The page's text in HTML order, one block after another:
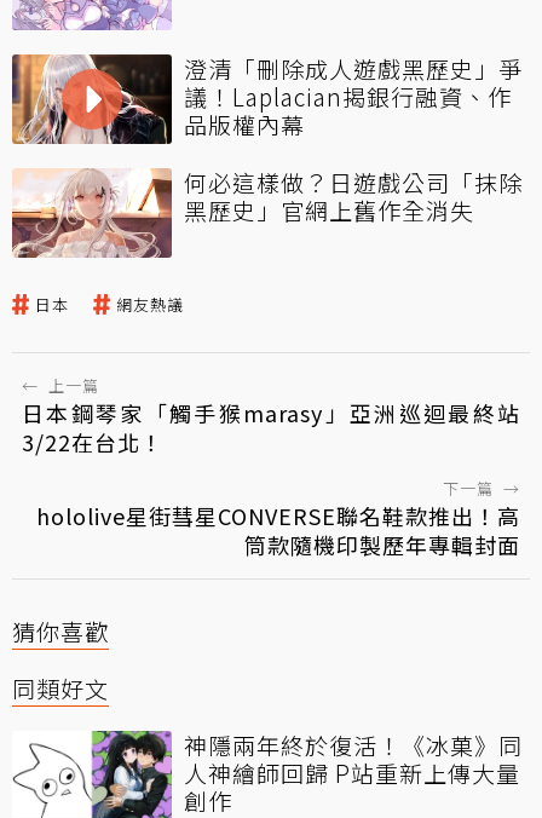
澄清「刪除成人遊戲黑歷史」爭
議！Laplacian揭銀行融資、作
品版權內幕
何必這樣做？日遊戲公司「抹除
黑歷史」官網上舊作全消失
日本 網友熱議
← 上一篇
日本鋼琴家「觸手猴marasy」亞洲巡迴最終站
3/22在台北！
下一篇 →
hololive星街彗星CONVERSE聯名鞋款推出！高
筒款隨機印製歷年專輯封面
猜你喜歡
同類好文
神隱兩年終於復活！《冰菓》同
人神繪師回歸 P站重新上傳大量
創作